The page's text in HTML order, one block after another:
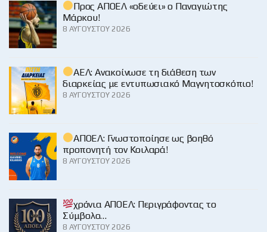
Προς ΑΠΟΕΛ «οδεύει» ο Παναγιώτης
Μάρκου!
8 ΑΥΓΟΎΣΤΟΥ 2026
ΑΕΛ: Ανακοίνωσε τη διάθεση των
διαρκείας με εντυπωσιακό Μαγνητοσκόπιο!
8 ΑΥΓΟΎΣΤΟΥ 2026
ΑΠΟΕΛ: Γνωστοποίησε ως βοηθό
προπονητή τον Κοιλαρά!
8 ΑΥΓΟΎΣΤΟΥ 2026
χρόνια ΑΠΟΕΛ: Περιγράφοντας το
Σύμβολο…
8 ΑΥΓΟΎΣΤΟΥ 2026